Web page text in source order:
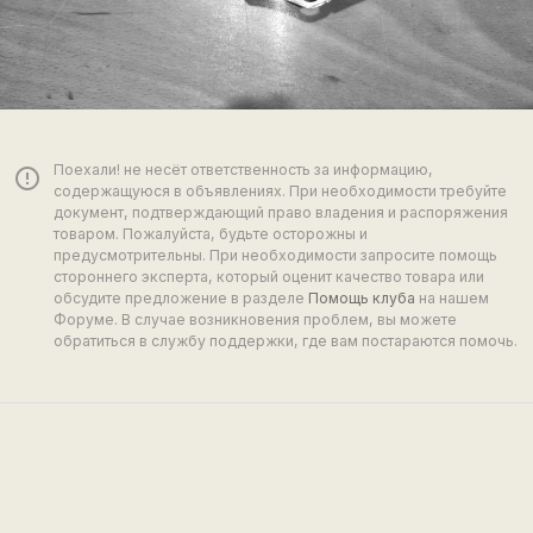
error_outline
Поехали! не несёт ответственность за информацию,
содержащуюся в объявлениях. При необходимости требуйте
документ, подтверждающий право владения и распоряжения
товаром. Пожалуйста, будьте осторожны и
предусмотрительны. При необходимости запросите помощь
стороннего эксперта, который оценит качество товара или
обсудите предложение в разделе Помощь клуба на нашем
Форуме. В случае возникновения проблем, вы можете
обратиться в службу поддержки, где вам постараются помочь.